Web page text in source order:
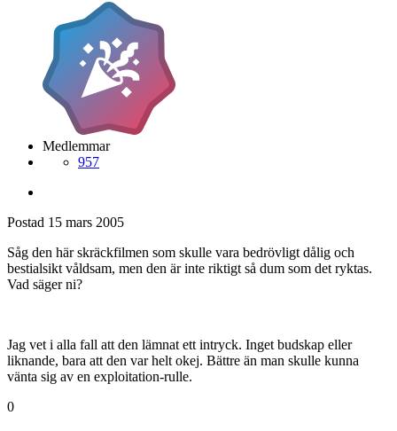
Medlemmar
957
Postad 15 mars 2005
Såg den här skräckfilmen som skulle vara bedrövligt dålig och
bestialsikt våldsam, men den är inte riktigt så dum som det ryktas.
Vad säger ni?
Jag vet i alla fall att den lämnat ett intryck. Inget budskap eller
liknande, bara att den var helt okej. Bättre än man skulle kunna
vänta sig av en exploitation-rulle.
0